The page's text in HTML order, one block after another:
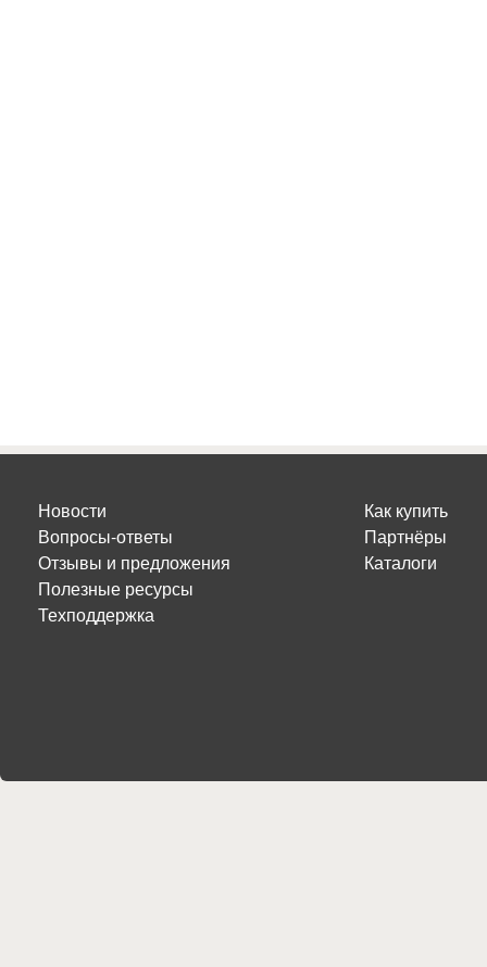
Новости
Вопросы-ответы
Отзывы и предложения
Полезные ресурсы
Техподдержка
Как купить
Партнёры
Каталоги